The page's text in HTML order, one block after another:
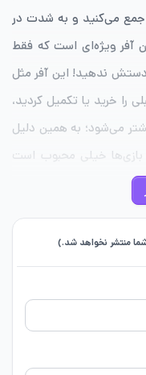
می‌کنید و به‌ شدت در
آفر ویژه‌ای است که فقط
ندهید! این آفر مثل
را خرید یا تکمیل کردید،
می‌شود؛ به همین دلیل
بازی‌ها خیلی محبوب است
بهترین آیتم‌ها رو جمع
کارت متیک
(دلار)
منتشر نخواهد شد.)